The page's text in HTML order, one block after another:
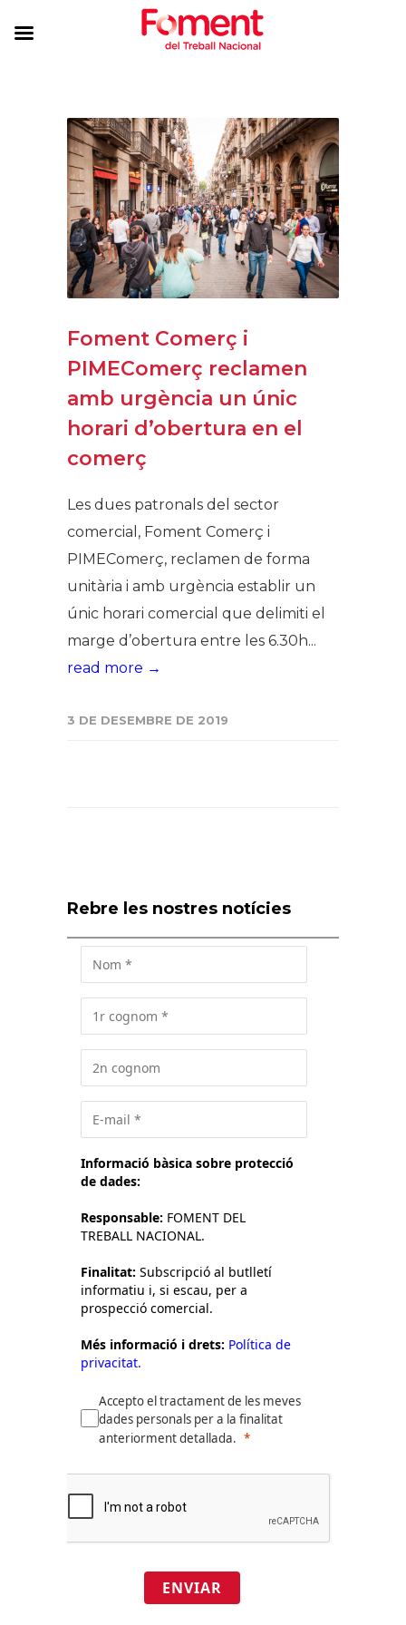
Foment Comerç i
PIMEComerç reclamen
amb urgència un únic
horari d’obertura en el
comerç
Les dues patronals del sector
comercial, Foment Comerç i
PIMEComerç, reclamen de forma
unitària i amb urgència establir un
únic horari comercial que delimiti el
marge d’obertura entre les 6.30h...
read more →
3 DE DESEMBRE DE 2019
Rebre les nostres notícies
Informació bàsica sobre protecció
de dades:
Responsable: FOMENT DEL
TREBALL NACIONAL.
Finalitat: Subscripció al butlletí
informatiu i, si escau, per a
prospecció comercial.
Més informació i drets: Política de
privacitat.
Accepto el tractament de les meves
dades personals per a la finalitat
anteriorment detallada.
ENVIAR